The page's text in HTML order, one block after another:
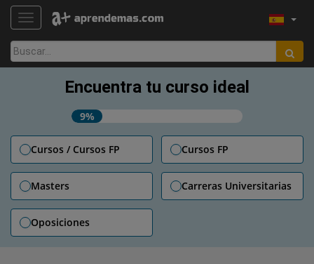
TOGGLE NAVIGATION
Buscar:
Encuentra tu curso ideal
9%
Cursos / Cursos FP Cursos FP
Masters Carreras Universitarias
Oposiciones